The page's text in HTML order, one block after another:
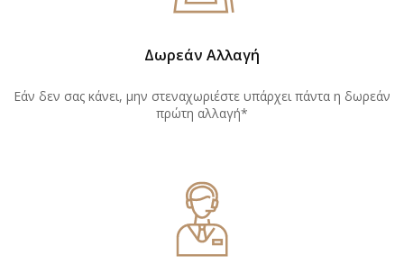
Δωρεάν Αλλαγή
Εάν δεν σας κάνει, μην στεναχωριέστε υπάρχει πάντα η δωρεάν
πρώτη αλλαγή*